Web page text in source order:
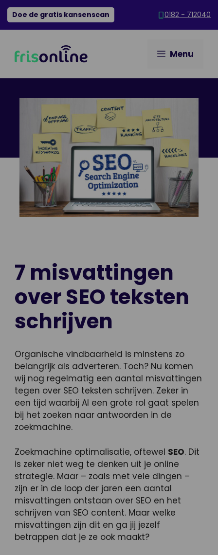
Ga
naar
de
Doe de gratis kansenscan 0182 - 712040
Menu
7 misvattingen
over SEO teksten
schrijven
Organische vindbaarheid is minstens zo
belangrijk als adverteren. Toch? Nu komen
wij nog regelmatig een aantal misvattingen
tegen over SEO teksten schrijven. Zeker in
een tijd waarbij AI een grote rol gaat spelen
bij het zoeken naar antwoorden in de
zoekmachine.
Zoekmachine optimalisatie, oftewel SEO. Dit
is zeker niet weg te denken uit je online
strategie. Maar – zoals met vele dingen –
zijn er in de loop der jaren een aantal
misvattingen ontstaan over SEO en het
schrijven van SEO content. Maar welke
misvattingen zijn dit en ga jij jezelf
betrappen dat je ze ook maakt?